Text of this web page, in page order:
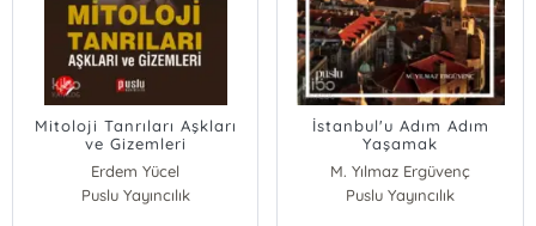
Mitoloji Tanrıları Aşkları
ve Gizemleri
Erdem Yücel
Puslu Yayıncılık
İstanbul'u Adım Adım
Yaşamak
M. Yılmaz Ergüvenç
Puslu Yayıncılık